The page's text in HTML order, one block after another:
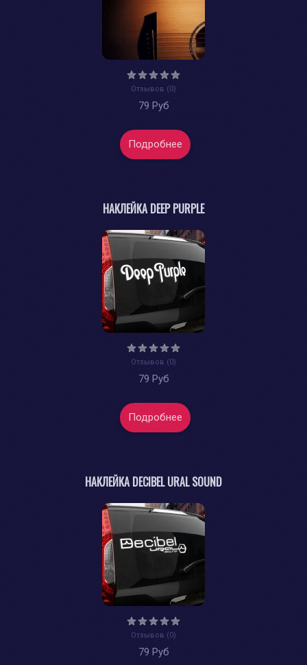
Отзывов (0)
79 Руб
Подробнее
НАКЛЕЙКА DEEP PURPLE
Отзывов (0)
79 Руб
Подробнее
НАКЛЕЙКА DECIBEL URAL SOUND
Отзывов (0)
79 Руб